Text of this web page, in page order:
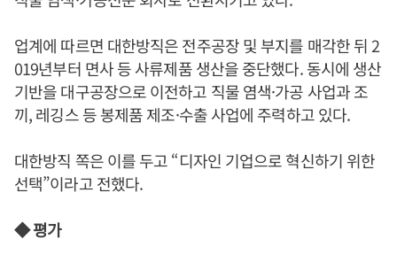
업계에 따르면 대한방직은 전주공장 및 부지를 매각한 뒤 2
019년부터 면사 등 사류제품 생산을 중단했다. 동시에 생산
기반을 대구공장으로 이전하고 직물 염색·가공 사업과 조
끼, 레깅스 등 봉제품 제조·수출 사업에 주력하고 있다.
대한방직 쪽은 이를 두고 “디자인 기업으로 혁신하기 위한
선택”이라고 전했다.
◆ 평가